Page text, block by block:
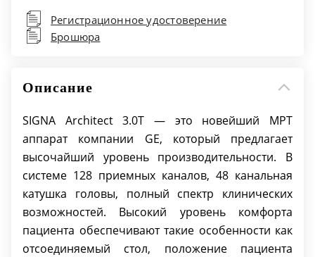
Регистрационное удостоверение
Брошюра
Описание
SIGNA Architect 3.0T — это новейший МРТ
аппарат компании GE, который предлагает
высочайший уровень производительности. В
системе 128 приемных каналов, 48 канальная
катушка головы, полный спектр клинических
возможностей. Высокий уровень комфорта
пациента обеспечивают такие особенности как
отсоединяемый стол, положение пациента